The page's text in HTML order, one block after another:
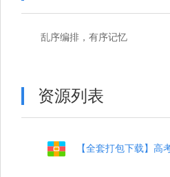
乱序编排，有序记忆
资源列表
【全套打包下载】高